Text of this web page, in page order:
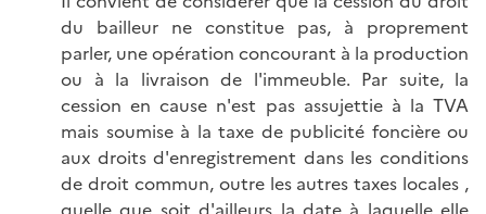
du bailleur ne constitue pas, à proprement
parler, une opération concourant à la production
ou à la livraison de l'immeuble. Par suite, la
cession en cause n'est pas assujettie à la TVA
mais soumise à la taxe de publicité foncière ou
aux droits d'enregistrement dans les conditions
de droit commun, outre les autres taxes locales ,